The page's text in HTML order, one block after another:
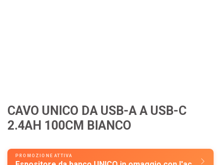
CAVO UNICO DA USB-A A USB-C
2.4AH 100CM BIANCO
PROMOZIONE ATTIVA